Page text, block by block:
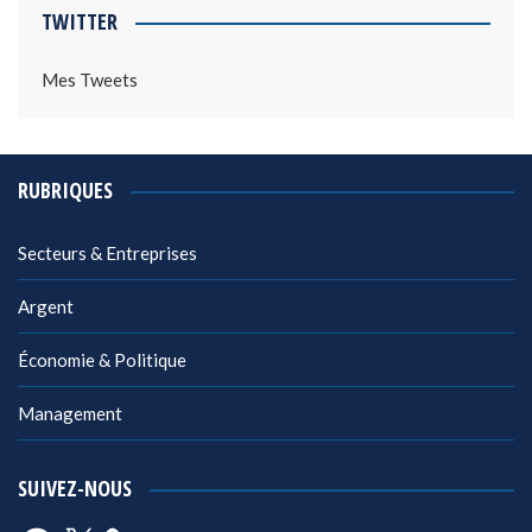
TWITTER
Mes Tweets
RUBRIQUES
Secteurs & Entreprises
Argent
Économie & Politique
Management
SUIVEZ-NOUS